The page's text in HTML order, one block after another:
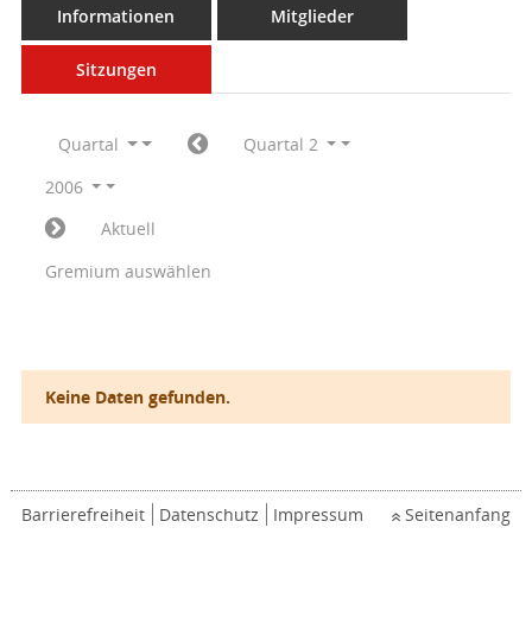
Informationen Mitglieder
Sitzungen
Quartal
Quartal 2
2006
Aktuell
Gremium auswählen
Keine Daten gefunden.
Barrierefreiheit Datenschutz Impressum Seitenanfang